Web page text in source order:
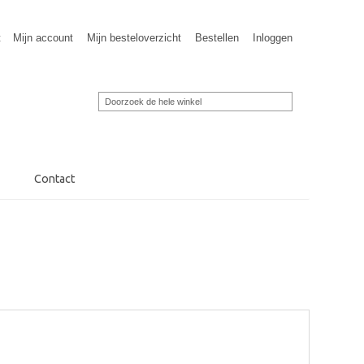
Mijn account Mijn besteloverzicht Bestellen Inloggen
Contact